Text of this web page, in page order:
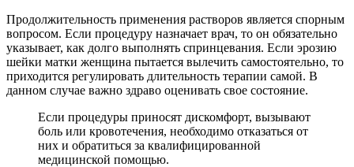
Продолжительность применения растворов является спорным
вопросом. Если процедуру назначает врач, то он обязательно
указывает, как долго выполнять спринцевания. Если эрозию
шейки матки женщина пытается вылечить самостоятельно, то
приходится регулировать длительность терапии самой. В
данном случае важно здраво оценивать свое состояние.
Если процедуры приносят дискомфорт, вызывают
боль или кровотечения, необходимо отказаться от
них и обратиться за квалифицированной
медицинской помощью.